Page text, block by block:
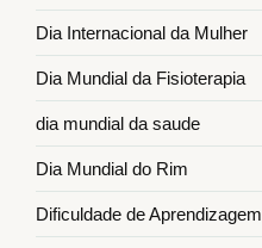
Dia Internacional da Mulher
Dia Mundial da Fisioterapia
dia mundial da saude
Dia Mundial do Rim
Dificuldade de Aprendizagem